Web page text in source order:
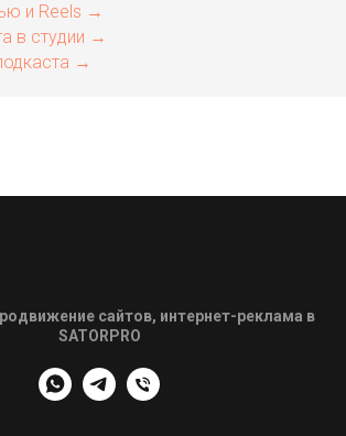
и Reels →
в студии →
→
сайтов, интернет-реклама в
SATORPRO